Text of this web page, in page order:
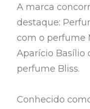
A marca
destaque:
com o perfume
Aparício Basílio
perfume Bliss.
Conhecido